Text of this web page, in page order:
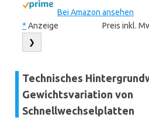
Bei Amazon ansehen
* Anzeige Preis inkl.
❯
Technisches
Gewichtsvariation von
Schnellwechselplatten